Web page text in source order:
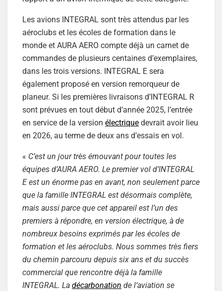
Les avions INTEGRAL sont très attendus par les
aéroclubs et les écoles de formation dans le
monde et AURA AERO compte déjà un carnet de
commandes de plusieurs centaines d’exemplaires,
dans les trois versions. INTEGRAL E sera
également proposé en version remorqueur de
planeur. Si les premières livraisons d’INTEGRAL R
sont prévues en tout début d’année 2025, l’entrée
en service de la version électrique devrait avoir lieu
en 2026, au terme de deux ans d’essais en vol.
« C’est un jour très émouvant pour toutes les
équipes d’AURA AERO. Le premier vol d’INTEGRAL
E est un énorme pas en avant, non seulement parce
que la famille INTEGRAL est désormais complète,
mais aussi parce que cet appareil est l’un des
premiers à répondre, en version électrique, à de
nombreux besoins exprimés par les écoles de
formation et les aéroclubs. Nous sommes très fiers
du chemin parcouru depuis six ans et du succès
commercial que rencontre déjà la famille
INTEGRAL. La décarbonation de l‘aviation se